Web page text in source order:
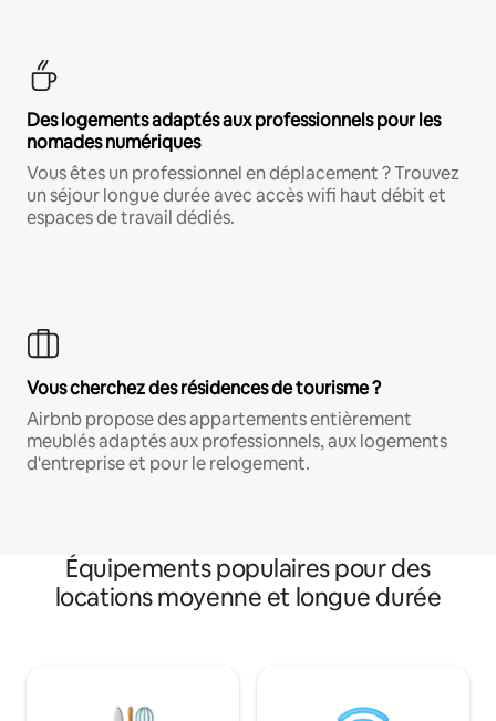
Des logements adaptés aux professionnels pour les
nomades numériques
Vous êtes un professionnel en déplacement ? Trouvez
un séjour longue durée avec accès wifi haut débit et
espaces de travail dédiés.
Vous cherchez des résidences de tourisme ?
Airbnb propose des appartements entièrement
meublés adaptés aux professionnels, aux logements
d'entreprise et pour le relogement.
Équipements populaires pour des
locations moyenne et longue durée